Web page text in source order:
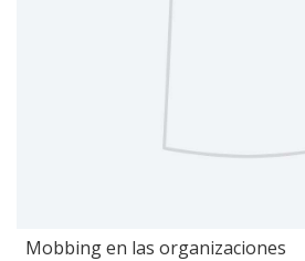
Mobbing en las organizaciones